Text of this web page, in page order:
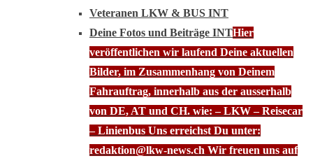
Veteranen LKW & BUS INT
Deine Fotos und Beiträge INTHier
veröffentlichen wir laufend Deine aktuellen
Bilder, im Zusammenhang von Deinem
Fahrauftrag, innerhalb aus der ausserhalb
von DE, AT und CH. wie: – LKW – Reisecar
– Linienbus Uns erreichst Du unter:
redaktion@lkw-news.ch Wir freuen uns auf